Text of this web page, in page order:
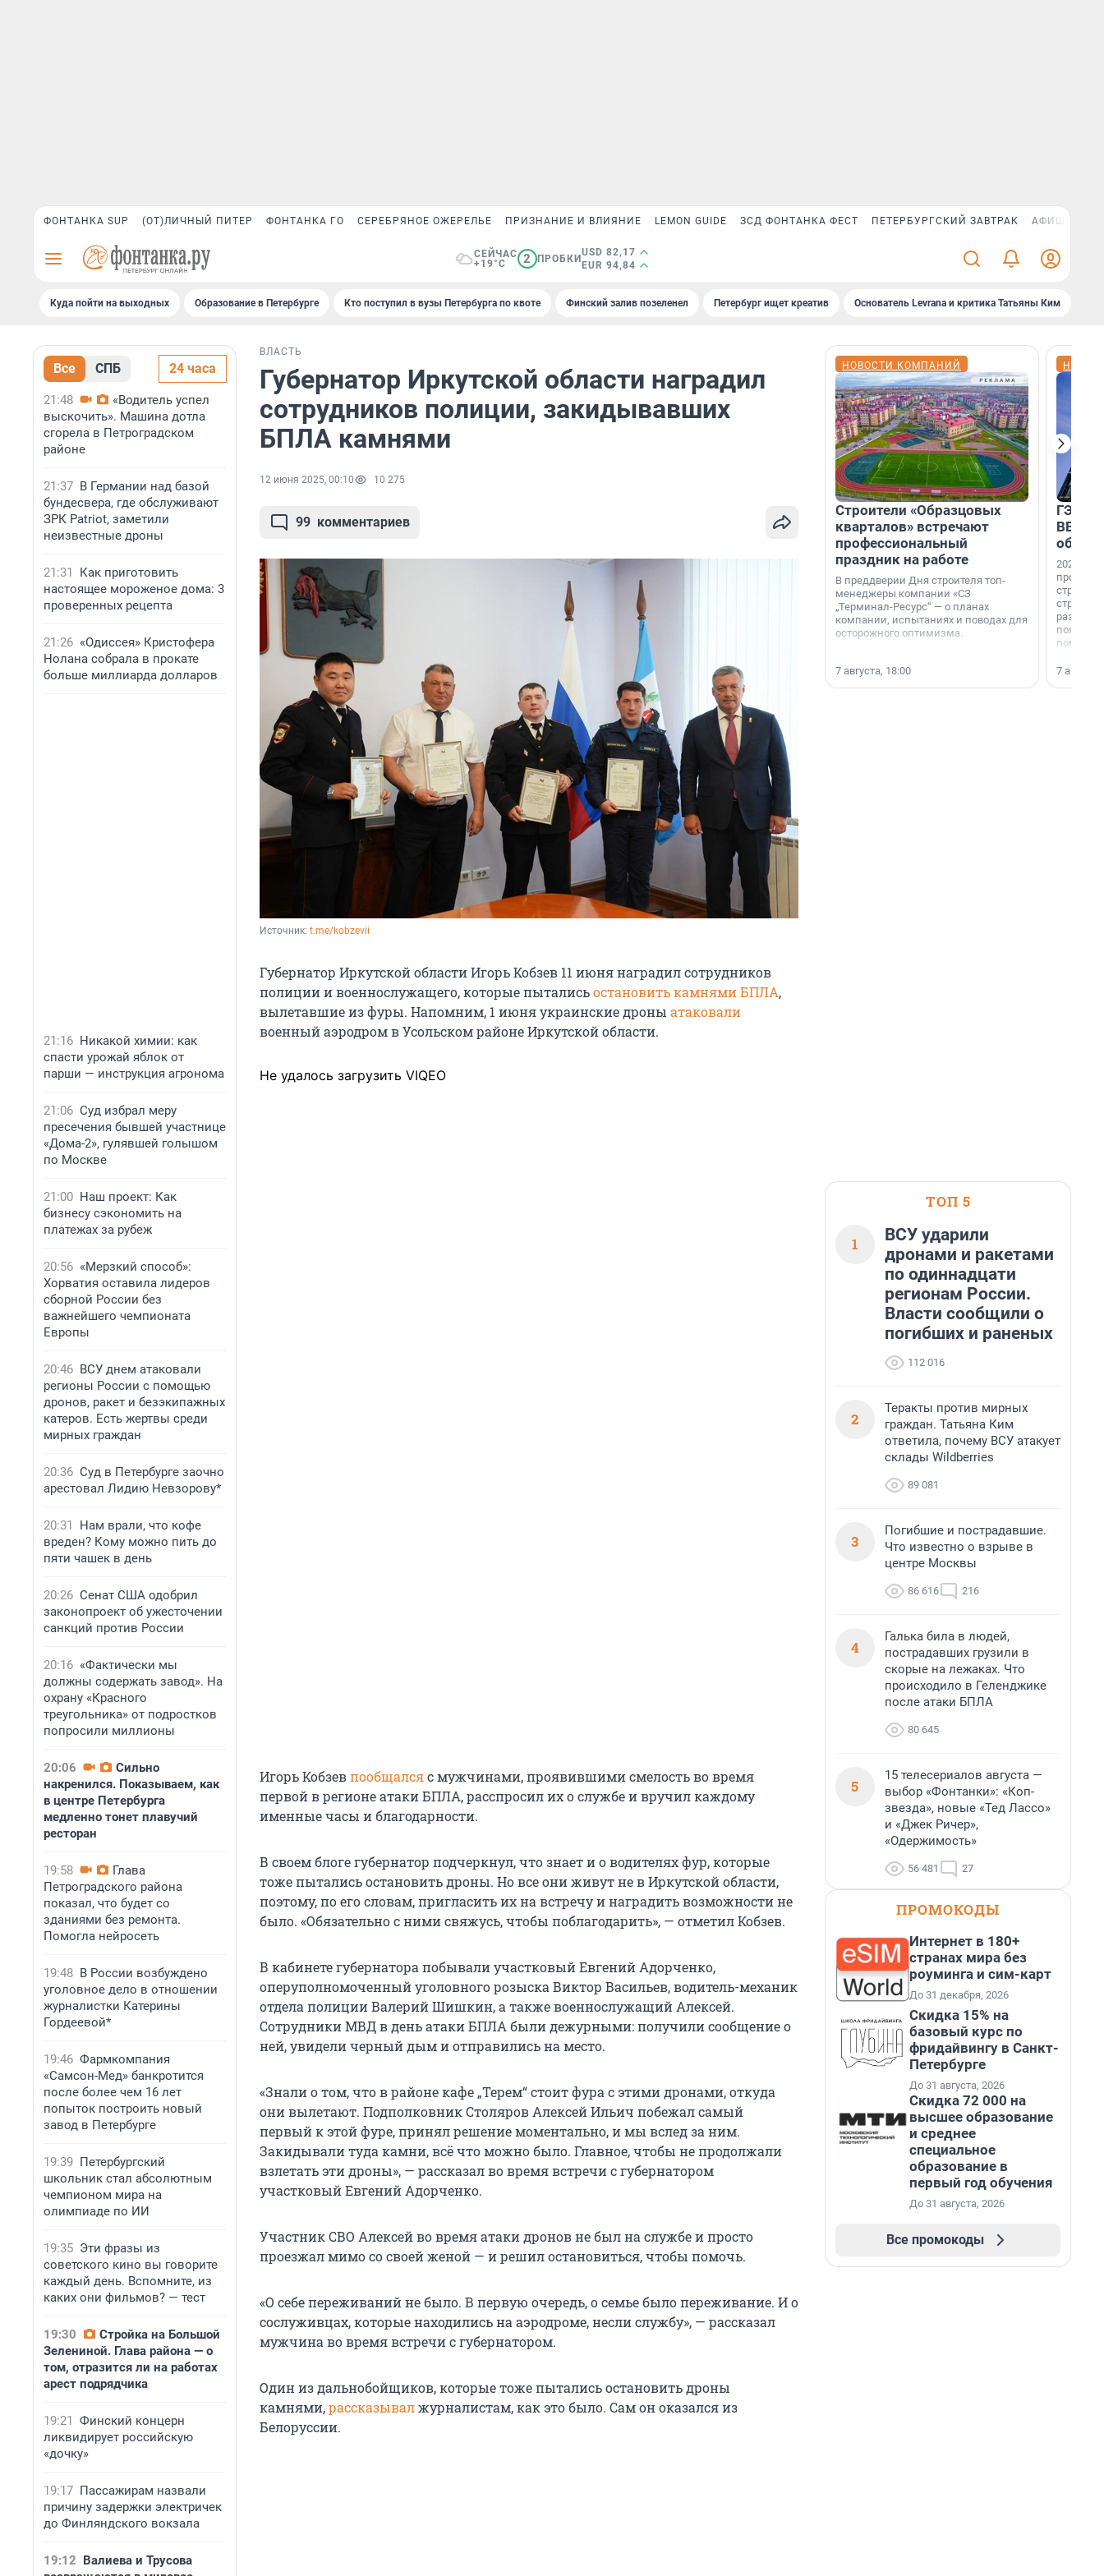
ФОНТАНКА SUP (ОТ)ЛИЧНЫЙ ПИТЕР ФОНТАНКА ГО СЕРЕБРЯНОЕ ОЖЕРЕЛЬЕ ПРИЗНАНИЕ И ВЛИЯНИЕ LEMON GUIDE ЗСД ФОНТАНКА ФЕСТ ПЕТЕРБУРГСКИЙ ЗАВТРАК АФИША PLUS
СЕЙЧАС
+19°C
2 ПРОБКИ
USD 82,17
EUR 94,84
Куда пойти на выходных Образование в Петербурге Кто поступил в вузы Петербурга по квоте Финский залив позеленел Петербург ищет креатив Основатель Levrana и критика Татьяны Ким
Все СПБ 24 часа
21:48
«Водитель успел
выскочить». Машина дотла
сгорела в Петроградском
районе
21:37 В Германии над базой
бундесвера, где обслуживают
ЗРК Patriot, заметили
неизвестные дроны
21:31
Как приготовить
настоящее мороженое дома: 3
проверенных рецепта
21:26 «Одиссея» Кристофера
Нолана собрала в прокате
больше миллиарда долларов
21:16 Никакой химии: как
спасти урожай яблок от
парши — инструкция агронома
21:06 Суд избрал меру
пресечения бывшей участнице
«Дома-2», гулявшей голышом
по Москве
21:00 Наш проект: Как
бизнесу сэкономить на
платежах за рубеж
20:56 «Мерзкий способ»:
Хорватия оставила лидеров
сборной России без
важнейшего чемпионата
Европы
20:46 ВСУ днем атаковали
регионы России с помощью
дронов, ракет и безэкипажных
катеров. Есть жертвы среди
мирных граждан
20:36 Суд в Петербурге заочно
арестовал Лидию Невзорову*
20:31
Нам врали, что кофе
вреден? Кому можно пить до
пяти чашек в день
20:26 Сенат США одобрил
законопроект об ужесточении
санкций против России
20:16 «Фактически мы
должны содержать завод». На
охрану «Красного
треугольника» от подростков
попросили миллионы
20:06
Сильно
накренился. Показываем, как
в центре Петербурга
медленно тонет плавучий
ресторан
19:58
Глава
Петроградского района
показал, что будет со
зданиями без ремонта.
Помогла нейросеть
19:48 В России возбуждено
уголовное дело в отношении
журналистки Катерины
Гордеевой*
19:46 Фармкомпания
«Самсон-Мед» банкротится
после более чем 16 лет
попыток построить новый
завод в Петербурге
19:39 Петербургский
школьник стал абсолютным
чемпионом мира на
олимпиаде по ИИ
19:35 Эти фразы из
советского кино вы говорите
каждый день. Вспомните, из
каких они фильмов? — тест
19:30
Стройка на Большой
Зелениной. Глава района — о
том, отразится ли на работах
арест подрядчика
19:21 Финский концерн
ликвидирует российскую
«дочку»
19:17 Пассажирам назвали
причину задержки электричек
до Финляндского вокзала
19:12 Валиева и Трусова
ВЛАСТЬ
Губернатор Иркутской области наградил
сотрудников полиции, закидывавших
БПЛА камнями
12 июня 2025, 00:10 10 275
99 комментариев
Источник: t.me/kobzevii
Губернатор Иркутской области Игорь Кобзев 11 июня наградил сотрудников
полиции и военнослужащего, которые пыталисьостановить камнями БПЛА,
вылетавшие из фуры. Напомним, 1 июня украинские дроны атаковали
военный аэродром в Усольском районе Иркутской области.
Не удалось загрузить VIQEO
Игорь Кобзевпообщалсяс мужчинами, проявившими смелость во время
первой в регионе атаки БПЛА, расспросил их о службе и вручил каждому
именные часы и благодарности.
В своем блоге губернатор подчеркнул, что знает и о водителях фур, которые
тоже пытались остановить дроны. Но все они живут не в Иркутской области,
поэтому, по его словам, пригласить их на встречу и наградить возможности не
было. «Обязательно с ними свяжусь, чтобы поблагодарить», — отметил Кобзев.
В кабинете губернатора побывали участковый Евгений Адорченко,
оперуполномоченный уголовного розыска Виктор Васильев, водитель-механик
отдела полиции Валерий Шишкин, а также военнослужащий Алексей.
Сотрудники МВД в день атаки БПЛА были дежурными: получили сообщение о
ней, увидели черный дым и отправились на место.
«Знали о том, что в районе кафе „Терем“ стоит фура с этими дронами, откуда
они вылетают. Подполковник Столяров Алексей Ильич побежал самый
первый к этой фуре, принял решение моментально, и мы вслед за ним.
Закидывали туда камни, всё что можно было. Главное, чтобы не продолжали
взлетать эти дроны», — рассказал во время встречи с губернатором
участковый Евгений Адорченко.
Участник СВО Алексей во время атаки дронов не был на службе и просто
проезжал мимо со своей женой — и решил остановиться, чтобы помочь.
«О себе переживаний не было. В первую очередь, о семье было переживание. И о
сослуживцах, которые находились на аэродроме, несли службу», — рассказал
мужчина во время встречи с губернатором.
Один из дальнобойщиков, которые тоже пытались остановить дроны
камнями,рассказывалжурналистам, как это было. Сам он оказался из
Белоруссии.
НОВОСТИ КОМПАНИЙ
Строители «Образцовых
кварталов» встречают
профессиональный
праздник на работе
В преддверии Дня строителя топ-
менеджеры компании «СЗ
„Терминал-Ресурс“ — о планах
компании, испытаниях и поводах для
осторожного оптимизма.
7 августа, 18:00
ГЭС,
ВВП: в
об
2026-й —
раз. В
7
ТОП 5
1
ВСУ ударили
дронами и ракетами
по одиннадцати
регионам России.
Власти сообщили о
погибших и раненых
112 016
2
Теракты против мирных
граждан. Татьяна Ким
ответила, почему ВСУ атакует
склады Wildberries
89 081
3
Погибшие и пострадавшие.
Что известно о взрыве в
центре Москвы
86 616 216
4
Галька била в людей,
пострадавших грузили в
скорые на лежаках. Что
происходило в Геленджике
после атаки БПЛА
80 645
5
15 телесериалов августа —
выбор «Фонтанки»: «Коп-
звезда», новые «Тед Лассо»
и «Джек Ричер»,
«Одержимость»
56 481 27
ПРОМОКОДЫ
Интернет в 180+
странах мира без
роуминга и сим-карт
До 31 декабря, 2026
Скидка 15% на
базовый курс по
фридайвингу в Санкт-
Петербурге
До 31 августа, 2026
Скидка 72 000 на
высшее образование
и среднее
специальное
образование в
первый год обучения
До 31 августа, 2026
Все промокоды